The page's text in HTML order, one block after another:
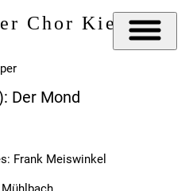
Chor Kiel e.V.
Der Mond
Frank Meiswinkel